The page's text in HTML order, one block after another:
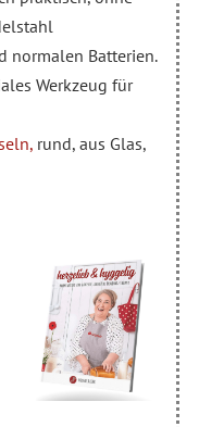
normalen Batterien.
Werkzeug für
rund, aus Glas,